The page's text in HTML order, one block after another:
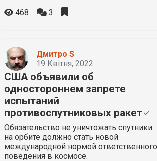
468
3
Дмитро S
19 Квітня, 2022
США объявили об
одностороннем запрете
испытаний
противоспутниковых ракет
Обязательство не уничтожать спутники
на орбите должно стать новой
международной нормой ответственного
поведения в космосе.